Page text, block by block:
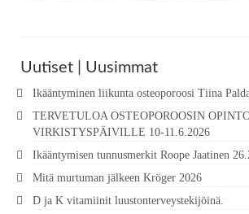
Uutiset | Uusimmat
Ikääntyminen liikunta osteoporoosi Tiina
TERVETULOA OSTEOPOROOSIN
VIRKISTYSPÄIVILLE 10-11.6.2026
Ikääntymisen tunnusmerkit Roope Jaatinen
Mitä murtuman jälkeen Kröger 2026
D ja K vitamiinit luustonterveystekijöinä.